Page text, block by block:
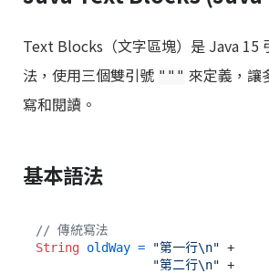
Text Blocks（文字區塊）是 Java 15
法，使用三個雙引號 """ 來定義，讓
寫和閱讀。
基本語法
// 傳統寫法
String oldWay = "第一行\n" +
"第二行\n" +